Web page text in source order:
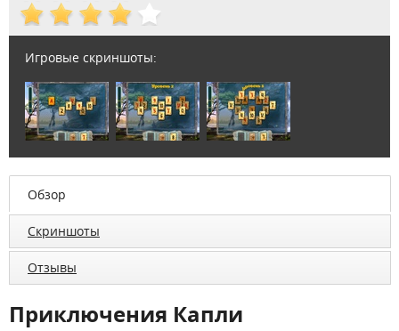
Игровые скриншоты:
Обзор
Скриншоты
Отзывы
Приключения Капли